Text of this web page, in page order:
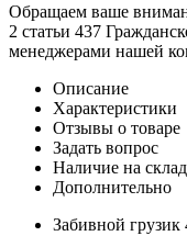
Обращаем ваше
2 статьи 437
менеджерами нашей
Описание
Характеристики
Отзывы о товаре
Задать вопрос
Наличие на
Дополнительно
Забивной грузик